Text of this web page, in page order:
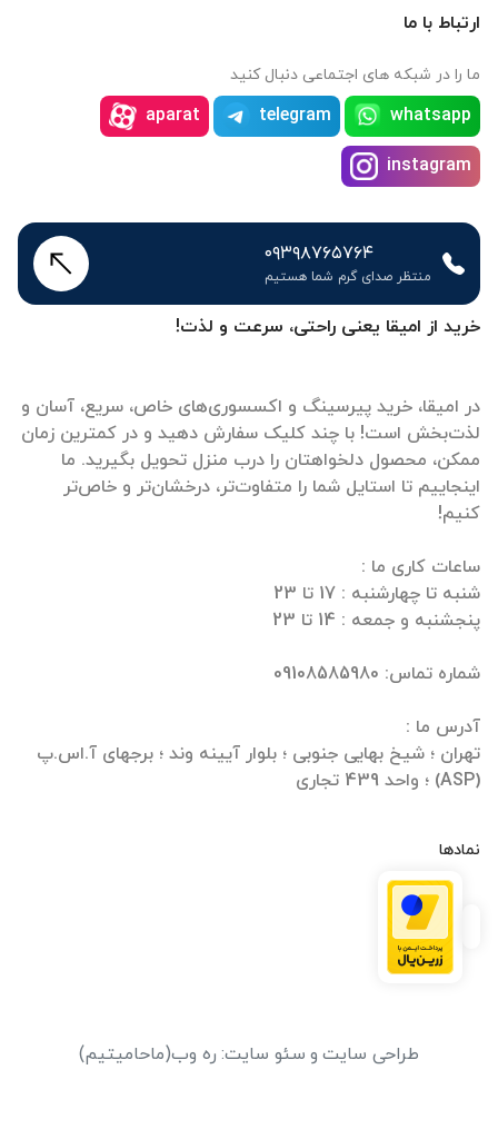
خرید از امیقا یعنی راحتی، سرعت و لذت!
در امیقا، خرید پیرسینگ و اکسسوری‌های خاص، سریع، آسان و
لذت‌بخش است! با چند کلیک سفارش دهید و در کمترین زمان
ممکن، محصول دلخواهتان را درب منزل تحویل بگیرید. ما
اینجاییم تا استایل شما را متفاوت‌تر، درخشان‌تر و خاص‌تر
تهران ؛ شیخ بهایی جنوبی ؛ بلوار آیینه وند ؛ برجهای آ.اس.پ
(ASP) ؛ واحد 439 تجاری
نمادها
ارتباط با ما
ما را در شبکه های اجتماعی دنبال کنید
whatsapp
telegram
aparat
instagram
۰۹۳۹۸۷۶۵۷۶۴
منتظر صدای گرم شما هستیم
طراحی سایت و سئو سایت: ره وب(ماحامیتیم)